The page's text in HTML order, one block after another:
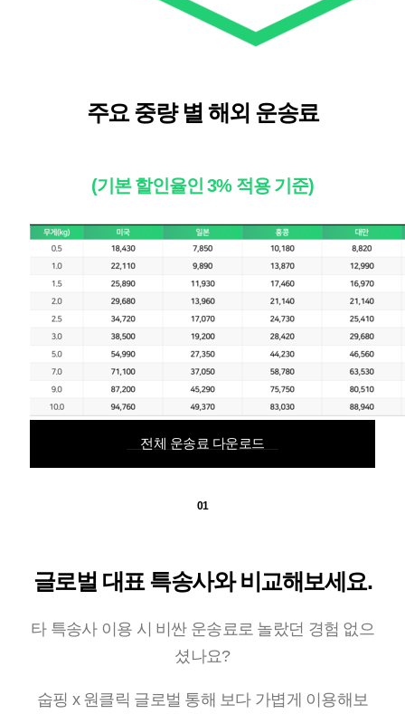
주요 중량 별 해외 운송료
(기본 할인율인 3% 적용 기준)
전체 운송료 다운로드
01
글로벌 대표 특송사와 비교해보세요.
타 특송사 이용 시 비싼 운송료로 놀랐던 경험 없으
셨나요?
숩핑 x 원클릭 글로벌 통해 보다 가볍게 이용해보